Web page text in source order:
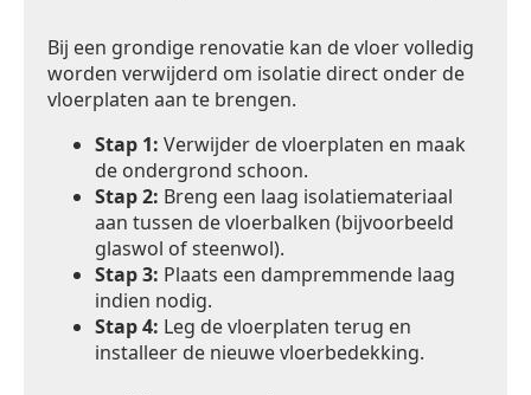
Bij een grondige renovatie kan de vloer volledig
worden verwijderd om isolatie direct onder de
vloerplaten aan te brengen.
Stap 1: Verwijder de vloerplaten en maak
de ondergrond schoon.
Stap 2: Breng een laag isolatiemateriaal
aan tussen de vloerbalken (bijvoorbeeld
glaswol of steenwol).
Stap 3: Plaats een dampremmende laag
indien nodig.
Stap 4: Leg de vloerplaten terug en
installeer de nieuwe vloerbedekking.